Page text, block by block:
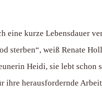
eine kurze Lebensdauer
sterben“, weiß Renate
Heidi, sie lebt schon
ihre herausfordernde